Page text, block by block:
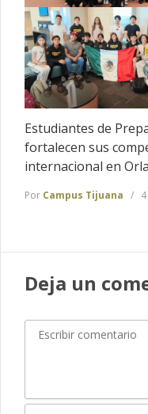
Estudiantes de
fortalecen sus
internacional en
Por Campus Tijuana
Deja un